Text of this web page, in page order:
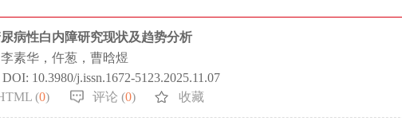
病性白内障研究现状及趋势分析
素华，仵葱，曹晗煜
DOI: 10.3980/j.issn.1672-5123.2025.11.07
(0) 评论 (0) 收藏